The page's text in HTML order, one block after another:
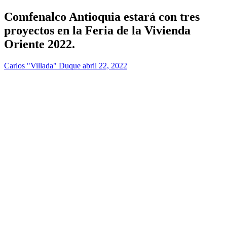
Comfenalco Antioquia estará con tres
proyectos en la Feria de la Vivienda
Oriente 2022.
Carlos "Villada" Duque abril 22, 2022